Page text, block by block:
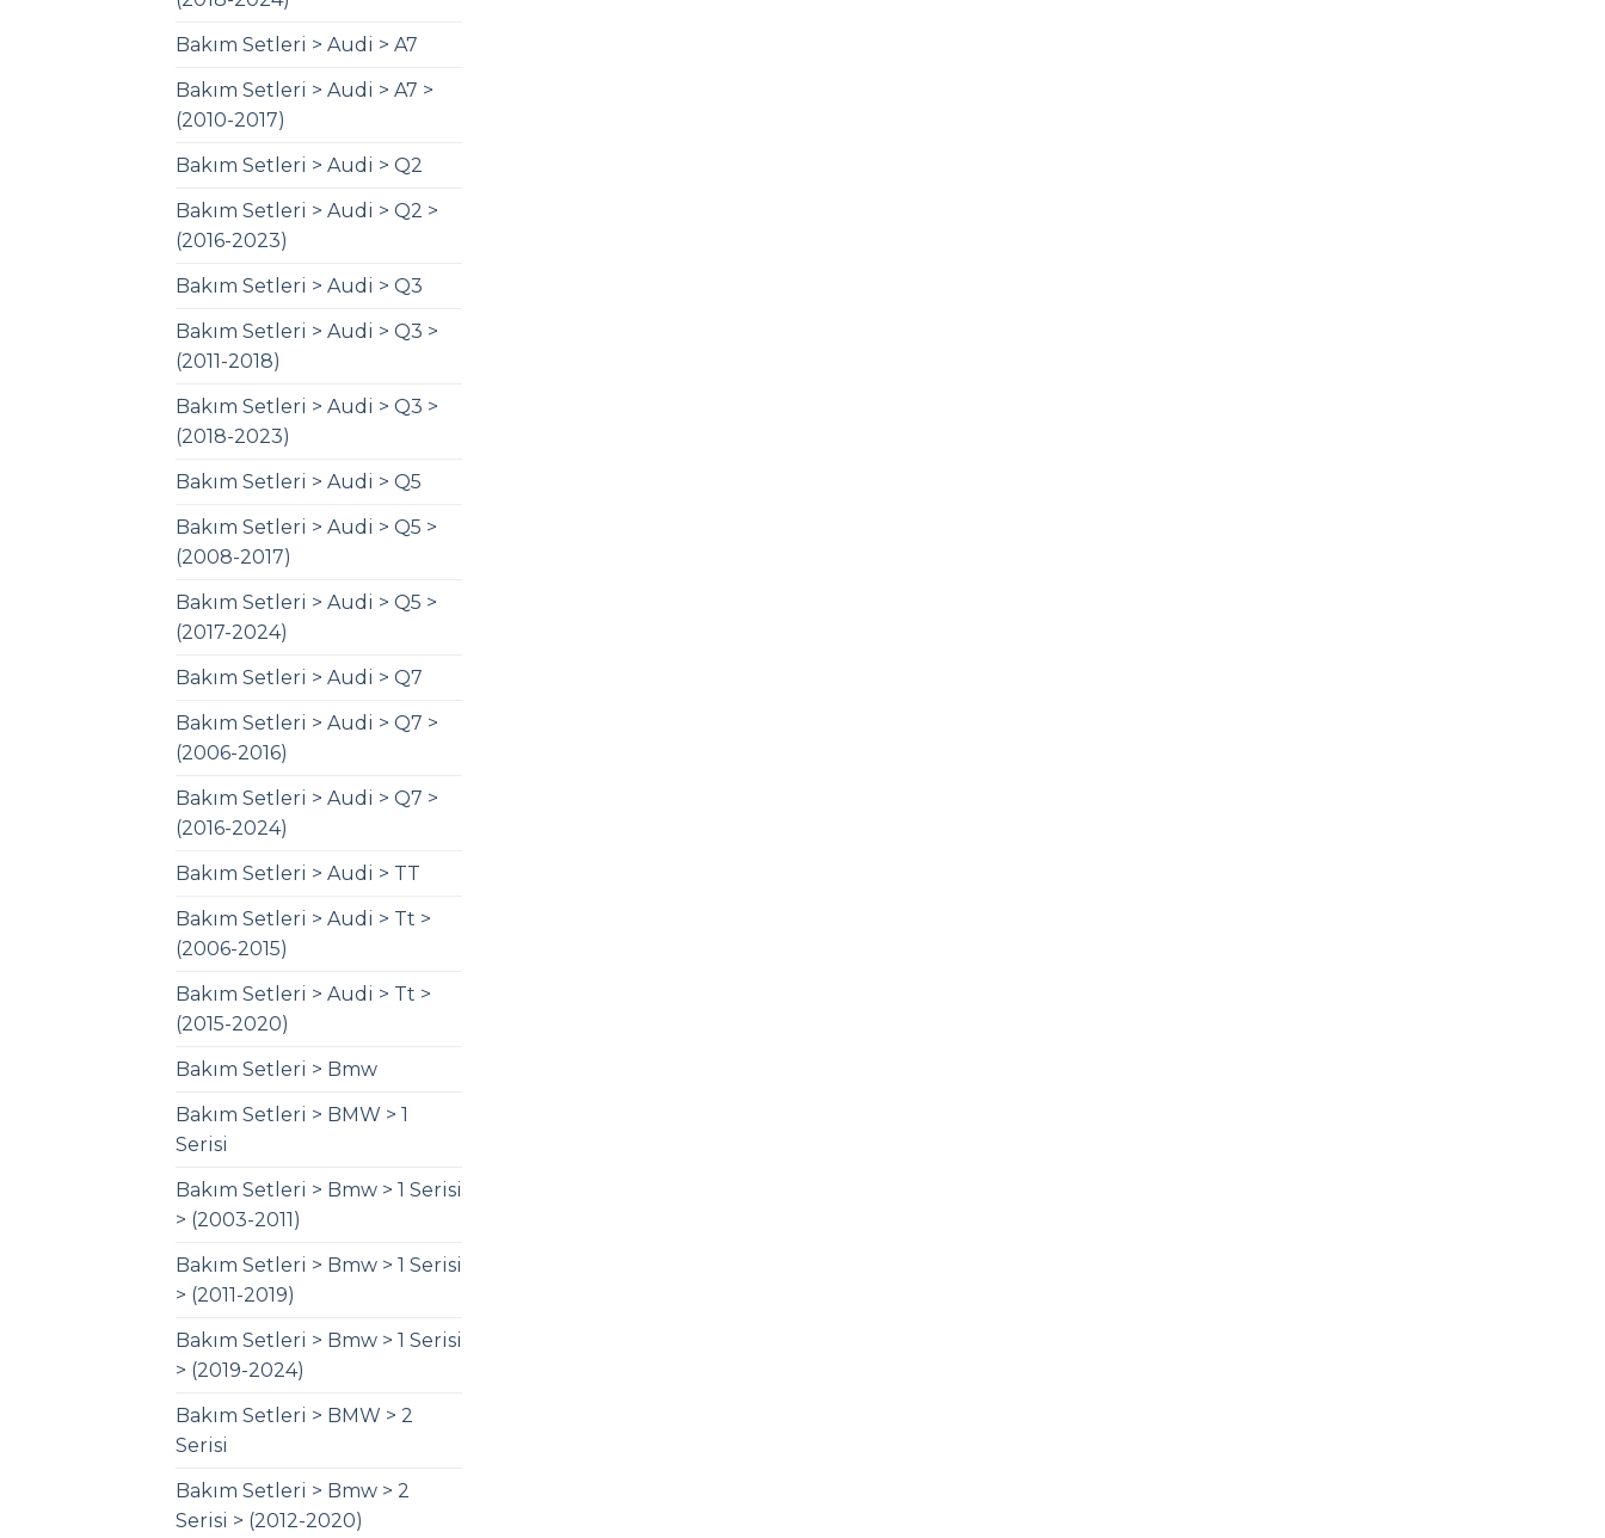
Bakım Setleri > Audi > A7
Bakım Setleri > Audi > A7 >
(2010-2017)
Bakım Setleri > Audi > Q2
Bakım Setleri > Audi > Q2 >
(2016-2023)
Bakım Setleri > Audi > Q3
Bakım Setleri > Audi > Q3 >
(2011-2018)
Bakım Setleri > Audi > Q3 >
(2018-2023)
Bakım Setleri > Audi > Q5
Bakım Setleri > Audi > Q5 >
(2008-2017)
Bakım Setleri > Audi > Q5 >
(2017-2024)
Bakım Setleri > Audi > Q7
Bakım Setleri > Audi > Q7 >
(2006-2016)
Bakım Setleri > Audi > Q7 >
(2016-2024)
Bakım Setleri > Audi > TT
Bakım Setleri > Audi > Tt >
(2006-2015)
Bakım Setleri > Audi > Tt >
(2015-2020)
Bakım Setleri > Bmw
Bakım Setleri > BMW > 1
Serisi
Bakım Setleri > Bmw > 1 Serisi
> (2003-2011)
Bakım Setleri > Bmw > 1 Serisi
> (2011-2019)
Bakım Setleri > Bmw > 1 Serisi
> (2019-2024)
Bakım Setleri > BMW > 2
Serisi
Bakım Setleri > Bmw > 2
Serisi > (2012-2020)